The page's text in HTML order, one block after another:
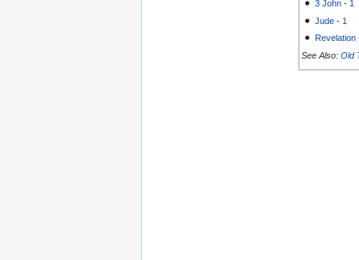
3 John -1
Jude - 1
Revelation
See Also: Old